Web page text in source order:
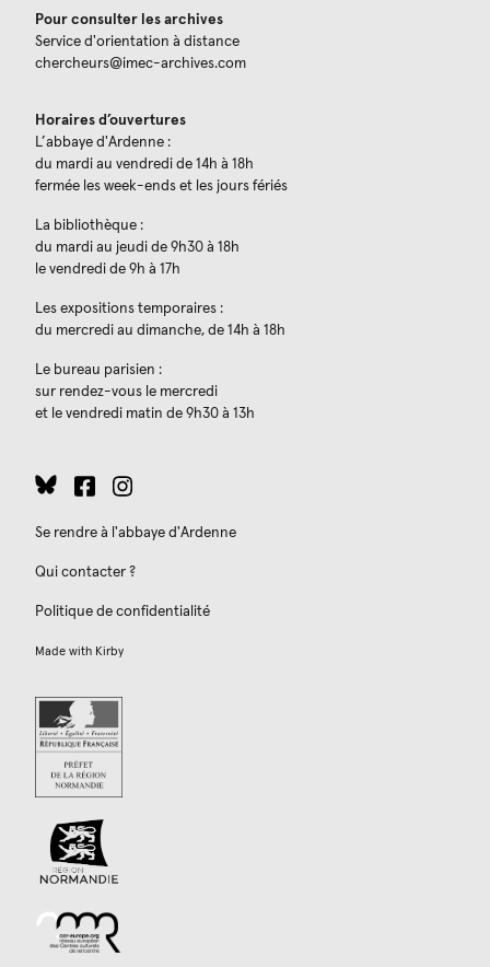
Pour consulter les archives
Service d'orientation à distance
chercheurs@imec-archives.com
Horaires d’ouvertures
L’abbaye d'Ardenne :
du mardi au vendredi de 14h à 18h
fermée les week-ends et les jours fériés
La bibliothèque :
du mardi au jeudi de 9h30 à 18h
le vendredi de 9h à 17h
Les expositions temporaires :
du mercredi au dimanche, de 14h à 18h
Le bureau parisien :
sur rendez-vous le mercredi
et le vendredi matin de 9h30 à 13h
Se rendre à l'abbaye d'Ardenne
Qui contacter ?
Politique de confidentialité
Made with Kirby